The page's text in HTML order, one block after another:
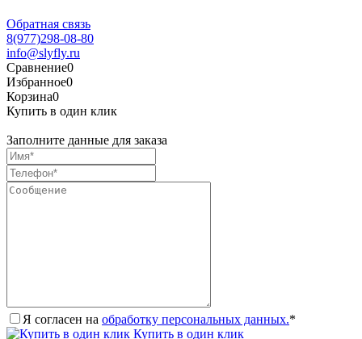
Обратная связь
8(977)298-08-80
info@slyfly.ru
Сравнение0
Избранное0
Корзина0
Купить в один клик
Заполните данные для заказа
Я согласен на обработку персональных данных.*
Купить в один клик